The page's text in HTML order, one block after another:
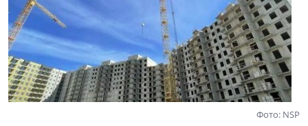
Фото: NSP